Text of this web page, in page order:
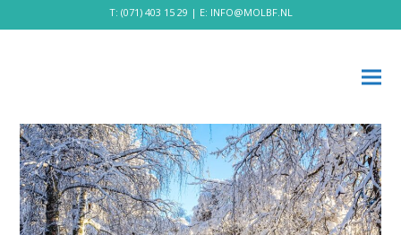
T: (071) 403 15 29 | E: INFO@MOLBF.NL